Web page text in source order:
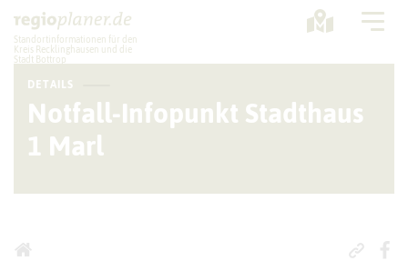
Standortinformationen für den
Kreis Recklinghausen und die
Stadt Bottrop
Planung
Statistik
DETAILS
Notfall-Infopunkt Stadthaus
1 Marl